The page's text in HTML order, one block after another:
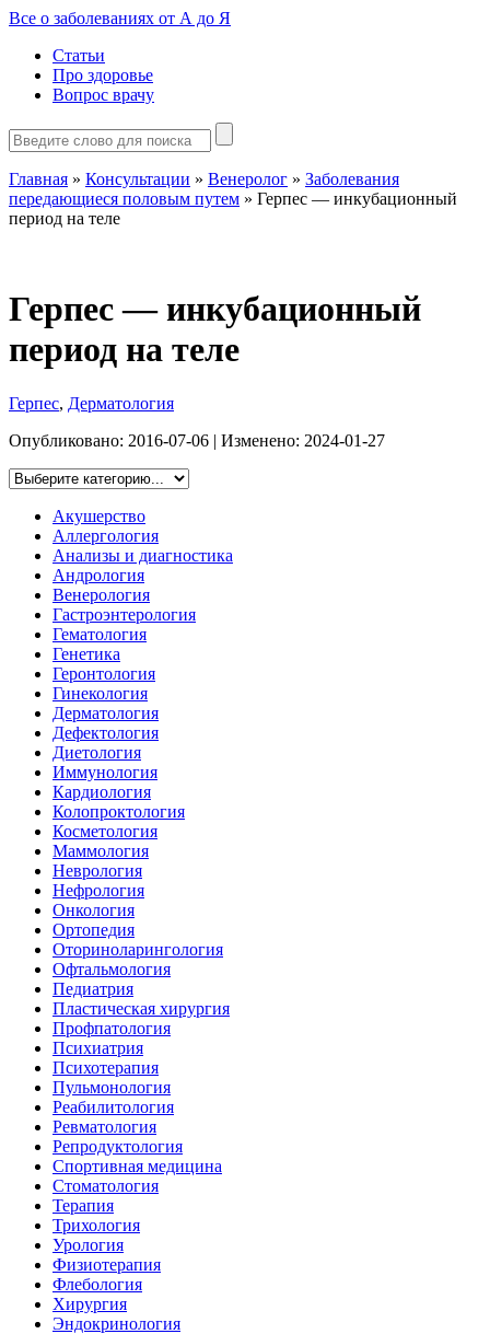
Все о заболеваниях от А до Я
Статьи
Про здоровье
Вопрос врачу
Главная » Консультации » Венеролог » Заболевания
передающиеся половым путем » Герпес — инкубационный
период на теле
Герпес — инкубационный
период на теле
Герпес, Дерматология
Опубликовано: 2016-07-06 | Изменено: 2024-01-27
Акушерство
Аллергология
Анализы и диагностика
Андрология
Венерология
Гастроэнтерология
Гематология
Генетика
Геронтология
Гинекология
Дерматология
Дефектология
Диетология
Иммунология
Кардиология
Колопроктология
Косметология
Маммология
Неврология
Нефрология
Онкология
Ортопедия
Оториноларингология
Офтальмология
Педиатрия
Пластическая хирургия
Профпатология
Психиатрия
Психотерапия
Пульмонология
Реабилитология
Ревматология
Репродуктология
Спортивная медицина
Стоматология
Терапия
Трихология
Урология
Физиотерапия
Флебология
Хирургия
Эндокринология